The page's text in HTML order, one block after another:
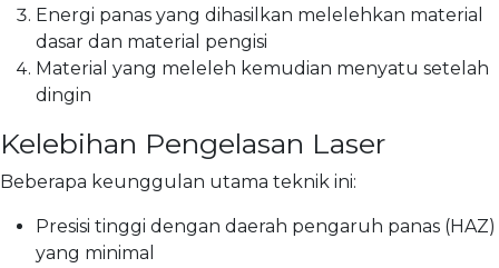
Energi panas yang dihasilkan melelehkan material
dasar dan material pengisi
Material yang meleleh kemudian menyatu setelah
dingin
Kelebihan Pengelasan Laser
Beberapa keunggulan utama teknik ini:
Presisi tinggi dengan daerah pengaruh panas (HAZ)
yang minimal